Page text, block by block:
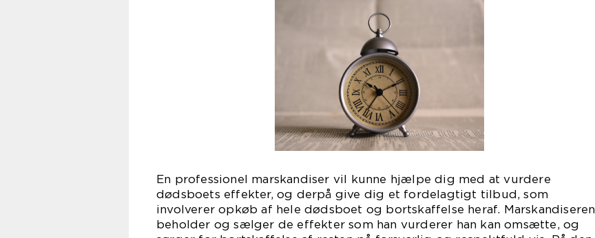
En professionel marskandiser vil kunne hjælpe dig med at vurdere
dødsboets effekter, og derpå give dig et fordelagtigt tilbud, som
involverer opkøb af hele dødsboet og bortskaffelse heraf. Marskandiseren
beholder og sælger de effekter som han vurderer han kan omsætte, og